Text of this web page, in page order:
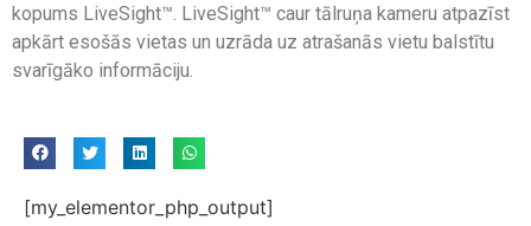
kopums LiveSight™. LiveSight™ caur tālruņa kameru atpazīst
apkārt esošās vietas un uzrāda uz atrašanās vietu balstītu
svarīgāko informāciju.
[my_elementor_php_output]